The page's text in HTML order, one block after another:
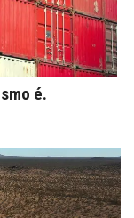
é.